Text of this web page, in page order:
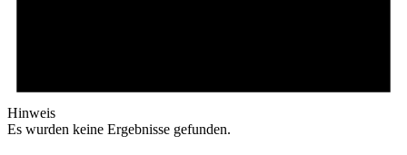
Hinweis
Es wurden keine Ergebnisse gefunden.